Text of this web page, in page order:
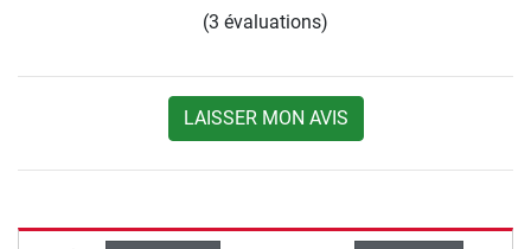
(3 évaluations)
LAISSER MON AVIS